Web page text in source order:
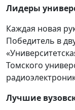
Лидеры
Каждая новая
Победитель в
Томского
Лучшие